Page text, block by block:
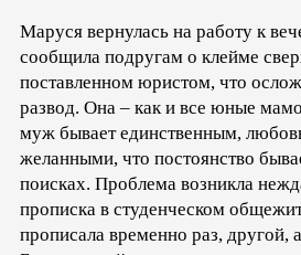
Маруся вернулась на работу к
сообщила подругам о клейме
поставленном юристом, что
развод. Она – как и все юные
муж бывает единственным,
желанными, что постоянство
поисках. Проблема возникла
прописка в студенческом
прописала временно раз, другой,